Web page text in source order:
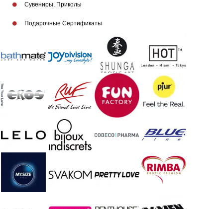
Сувениры, Приколы
Подарочные Сертификаты